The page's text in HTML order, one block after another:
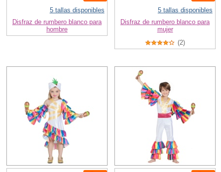
5 tallas disponibles
Disfraz de rumbero blanco para
hombre
5 tallas disponibles
Disfraz de rumbero blanco para
mujer
(2)